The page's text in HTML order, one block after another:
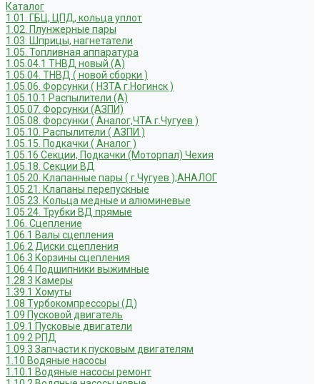
Каталог
1.01. ГБЦ, ЦПД, кольца уплот
1.02. Плунжерные пары
1.03. Шприцы, нагнетатели
1.05. Топливная аппаратура
1.05.04.1 ТНВД новый (А)
1.05.04. ТНВД ( новой сборки )
1.05.06. Форсунки ( НЗТА г.Ногинск )
1.05.10.1 Распылители (А)
1.05.07. Форсунки (АЗПИ)
1.05.08. Форсунки ( Аналог,ЧТА г.Чугуев )
1.05.10. Распылители ( АЗПИ )
1.05.15. Подкачки ( Аналог )
1.05.16 Секции, Подкачки (Моторпал) Чехия
1.05.18. Секции ВД
1.05.20. Клапанные пары ( г.Чугуев );АНАЛОГ
1.05.21. Клапаны перепускные
1.05.23. Кольца медные и алюминевые
1.05.24. Трубки ВД прямые
1.06. Сцепление
1.06.1 Валы сцепления
1.06.2 Диски сцепления
1.06.3 Корзины сцепления
1.06.4 Подшипники выжимные
1.28.3 Камеры
1.39.1 Хомуты
1.08 Турбокомпрессоры (Д)
1.09 Пусковой двигатель
1.09.1 Пусковые двигатели
1.09.2 РПД
1.09.3 Запчасти к пусковым двигателям
1.10 Водяные насосы
1.10.1 Водяные насосы ремонт